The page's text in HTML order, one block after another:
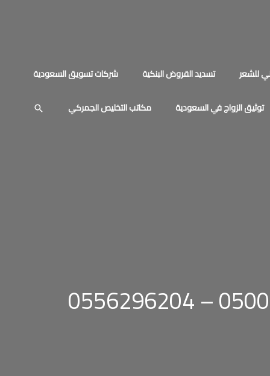
للشعر تسديد القروض البنكية شركات تسويق السعودية
توثيق الزواج في السعودية مكاتب التخليص الجمركي